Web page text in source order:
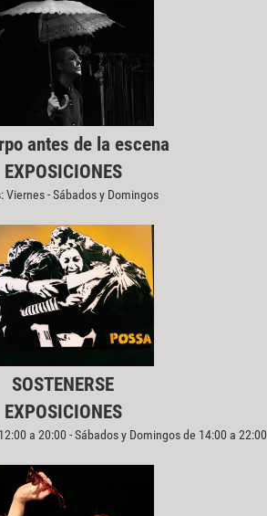
antes de la escena
EXPOSICIONES
Viernes - Sábados y Domingos
SOSTENERSE
EXPOSICIONES
a 20:00 - Sábados y Domingos de 14:00 a 22:00